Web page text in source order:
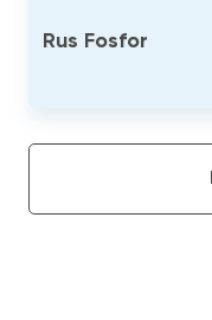
Rus Fosfor